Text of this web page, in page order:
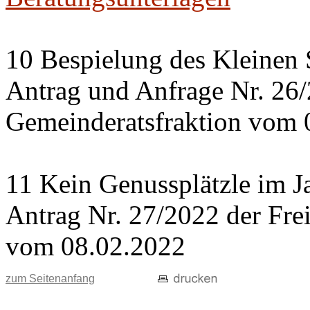
10 Bespielung des Kleinen
Antrag und Anfrage Nr.
Gemeinderatsfraktion vom
11 Kein Genussplätzle im
Antrag Nr. 27/2022 der
vom 08.02.2022
zum Seitenanfang